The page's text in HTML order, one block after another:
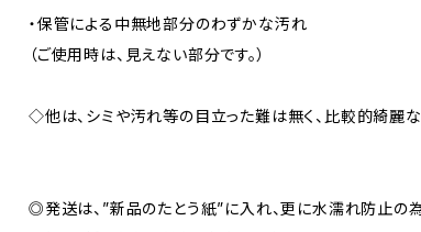
・保管による中無地部分のわずかな汚れ
（ご使用時は、見えない部分です。）
◇他は、シミや汚れ等の目立った難は無く、比較的綺麗な
◎発送は、”新品のたとう紙”に入れ、更に水濡れ防止の